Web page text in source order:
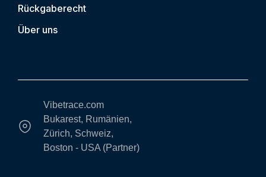
Rückgaberecht
Über uns
Vibetrace.com
Bukarest, Rumänien,
Zürich, Schweiz,
Boston - USA (Partner)